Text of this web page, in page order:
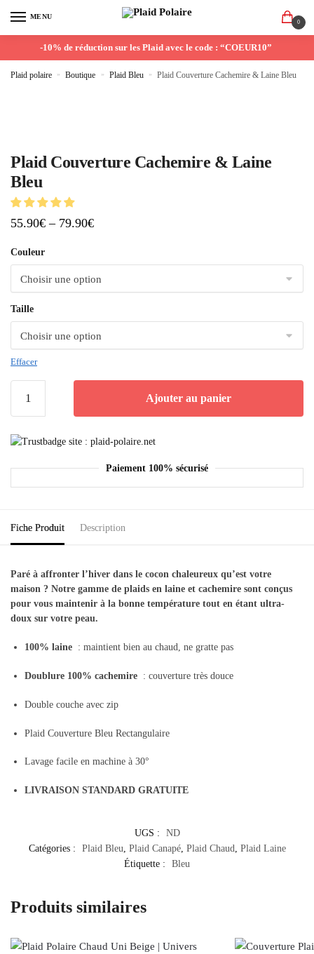
MENU
0
-10% de réduction sur les Plaid avec le code : “COEUR10”
Plaid polaire » Boutique » Plaid Bleu » Plaid Couverture Cachemire & Laine Bleu
Plaid Couverture Cachemire & Laine
Bleu
55.90€ – 79.90€
Couleur
Taille
Effacer
Ajouter au panier
Paiement 100% sécurisé
Fiche Produit Description
Paré à affronter l’hiver dans le cocon chaleureux qu’est votre
maison ? Notre gamme de plaids en laine et cachemire sont conçus
pour vous maintenir à la bonne température tout en étant ultra-
doux sur votre peau.
100% laine : maintient bien au chaud, ne gratte pas
Doublure 100% cachemire : couverture très douce
Double couche avec zip
Plaid Couverture Bleu Rectangulaire
Lavage facile en machine à 30°
LIVRAISON STANDARD GRATUITE
UGS :
ND
Catégories :
Plaid Bleu, Plaid Canapé, Plaid Chaud, Plaid Laine
Étiquette :
Bleu
Produits similaires